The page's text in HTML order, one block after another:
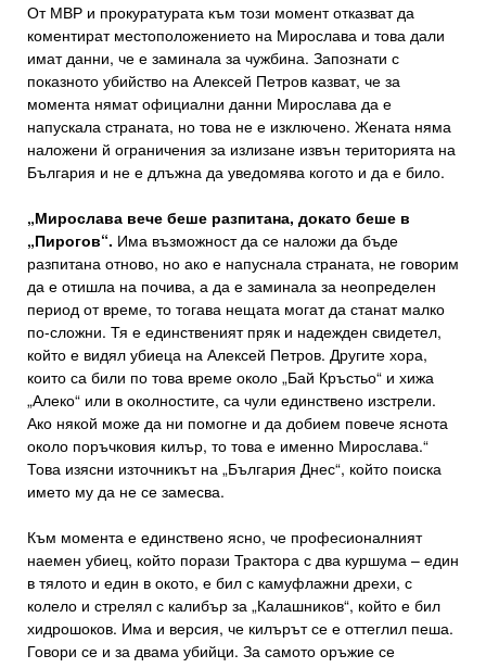
От МВР и прокуратурата към този момент отказват да
коментират местоположението на Мирослава и това дали
имат данни, че е заминала за чужбина. Запознати с
показното убийство на Алексей Петров казват, че за
момента нямат официални данни Мирослава да е
напускала страната, но това не е изключено. Жената няма
наложени й ограничения за излизане извън територията на
България и не е длъжна да уведомява когото и да е било.
„Мирослава вече беше разпитана, докато беше в
„Пирогов“. Има възможност да се наложи да бъде
разпитана отново, но ако е напуснала страната, не говорим
да е отишла на почива, а да е заминала за неопределен
период от време, то тогава нещата могат да станат малко
по-сложни. Тя е единственият пряк и надежден свидетел,
който е видял убиеца на Алексей Петров. Другите хора,
които са били по това време около „Бай Кръстьо“ и хижа
„Алеко“ или в околностите, са чули единствено изстрели.
Ако някой може да ни помогне и да добием повече яснота
около поръчковия килър, то това е именно Мирослава.“
Това изясни източникът на „България Днес“, който поиска
името му да не се замесва.
Към момента е единствено ясно, че професионалният
наемен убиец, който порази Трактора с два куршума – един
в тялото и един в окото, е бил с камуфлажни дрехи, с
колело и стрелял с калибър за „Калашников“, който е бил
хидрошоков. Има и версия, че килърът се е оттеглил пеша.
Говори се и за двама убийци. За самото оръжие се